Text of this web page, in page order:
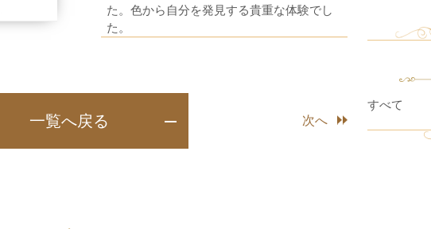
た。色から自分を発見する貴重な体験でし
た。
一覧へ戻る 次へ
すべて